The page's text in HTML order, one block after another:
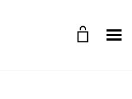
Toggle Menu